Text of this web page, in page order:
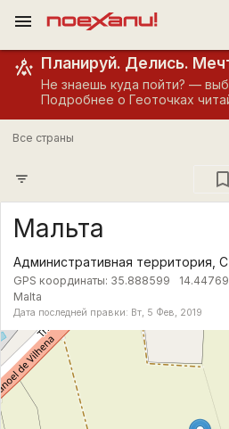
menu
Планируй. Делись.
Не знаешь куда пойти? —
Подробнее о Геоточках
Все страны
filter_list
Мальта
Административная территория,
GPS координаты: 35.888599
Malta
Дата последней правки: Вт, 5 Фев, 2019